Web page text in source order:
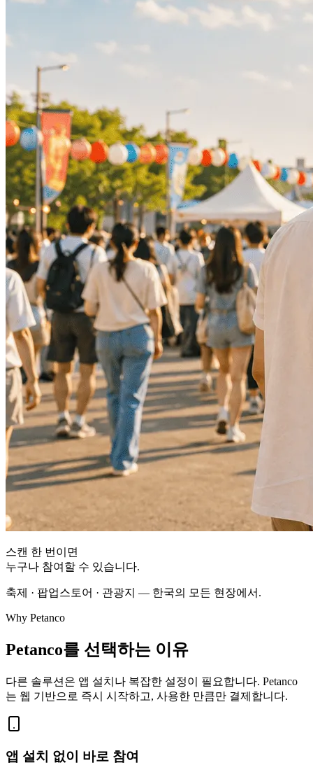
스캔 한 번이면
누구나 참여할 수 있습니다.
축제 · 팝업스토어 · 관광지 — 한국의 모든 현장에서.
Why Petanco
Petanco를 선택하는 이유
다른 솔루션은 앱 설치나 복잡한 설정이 필요합니다. Petanco
는 웹 기반으로 즉시 시작하고, 사용한 만큼만 결제합니다.
앱 설치 없이 바로 참여